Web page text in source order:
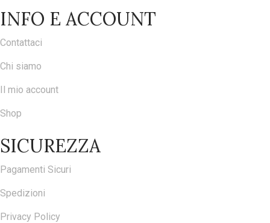
INFO E ACCOUNT
Contattaci
Chi siamo
Il mio account
Shop
SICUREZZA
Pagamenti Sicuri
Spedizioni
Privacy Policy